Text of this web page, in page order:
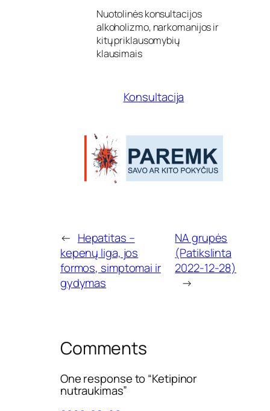
o
r
n
u
a
s
Nuotolinės konsultacijos
alkoholizmo, narkomanijos ir
kitų priklausomybių
klausimais
Konsultacija
← Hepatitas –
kepenų liga, jos
formos, simptomai ir
gydymas
NA grupės
(Patikslinta
2022-12-28)
→
Comments
One response to “Ketipinor
nutraukimas”